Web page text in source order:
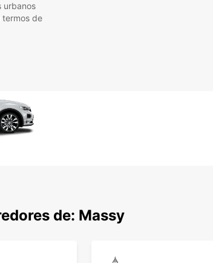
urbanos
de
de: Massy